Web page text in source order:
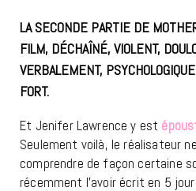
LA SECONDE PARTIE DE
FILM, DÉCHAÎNÉ, VIOLENT,
VERBALEMENT,
FORT.
Et Jenifer Lawrence y est
Seulement voilà, le réalisateur
comprendre de façon certaine
récemment l’avoir écrit en 5